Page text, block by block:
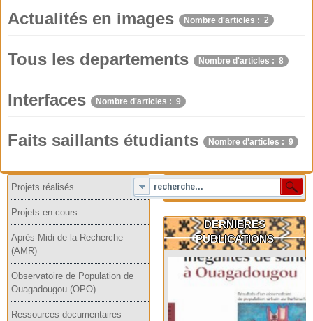
Actualités en images Nombre d'articles : 2
Tous les departements Nombre d'articles : 8
Interfaces Nombre d'articles : 9
Faits saillants étudiants Nombre d'articles : 9
Projets réalisés
Projets en cours
Après-Midi de la Recherche
(AMR)
Observatoire de Population de
Ouagadougou (OPO)
Ressources documentaires
DERNIERES
PUBLICATIONS